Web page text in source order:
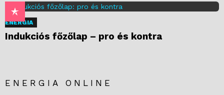
ENERGIA
Indukciós főzőlap – pro és kontra
ENERGIA ONLINE